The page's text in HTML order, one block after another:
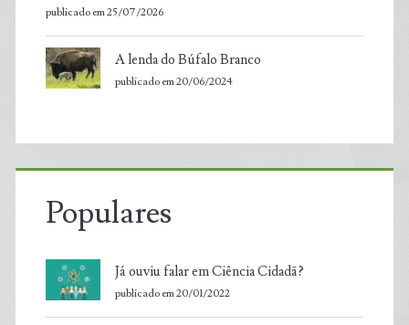
publicado em 25/07/2026
A lenda do Búfalo Branco
publicado em 20/06/2024
Populares
Já ouviu falar em Ciência Cidadã?
publicado em 20/01/2022